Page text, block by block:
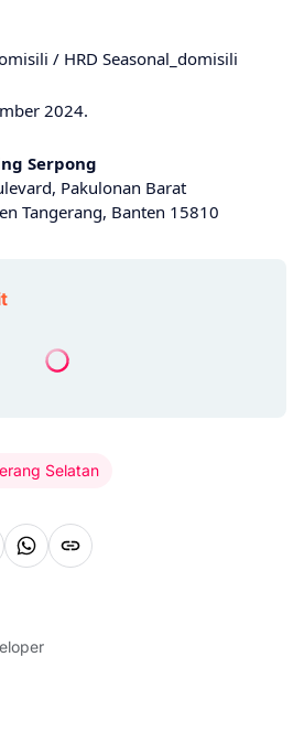
/ HRD Seasonal_domisili
2024.
Serpong
Pakulonan Barat
Tangerang, Banten 15810
Selatan